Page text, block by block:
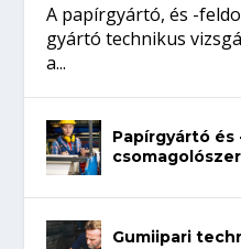
A papírgyártó, és -
gyártó technikus
a...
Papírgyártó
Gumiipari